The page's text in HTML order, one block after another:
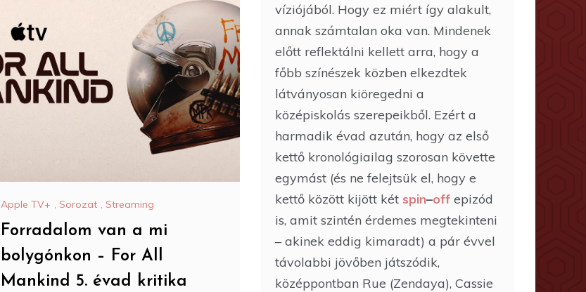
víziójából. Hogy ez miért így alakult,
annak számtalan oka van. Mindenek
előtt reflektálni kellett arra, hogy a
főbb színészek közben elkezdtek
látványosan kiöregedni a
középiskolás szerepeikből. Ezért a
harmadik évad azután, hogy az első
kettő kronológiailag szorosan követte
egymást (és ne felejtsük el, hogy e
kettő között kijött két spin–off epizód
is, amit szintén érdemes megtekinteni
– akinek eddig kimaradt) a pár évvel
távolabbi jövőben játszódik,
középpontban Rue (Zendaya), Cassie
Apple TV+ , Sorozat , Streaming
Forradalom van a mi
bolygónkon – For All
Mankind 5. évad kritika